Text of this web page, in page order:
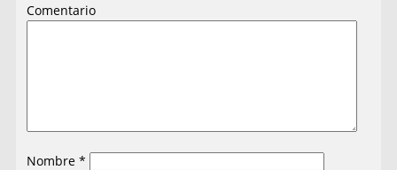
Comentario
Nombre*